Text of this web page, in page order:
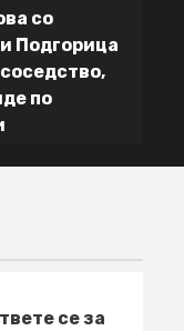
со
Подгорица
по
се за